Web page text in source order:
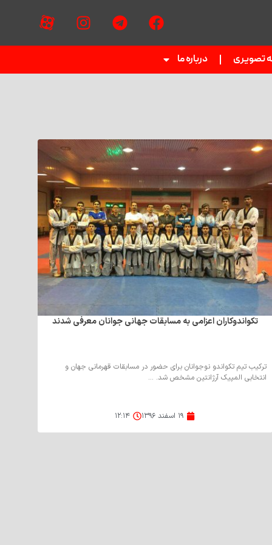
تصویری درباره ما
تکواندوکاران اعزامی به مسابقات جهانی جوانان معرفی شدند
ترکیب تیم تکواندو نوجوانان برای حضور در مسابقات قهرمانی جهان و
انتخابی المپیک آرژانتین مشخص شد. ...
۱۹ اسفند ۱۳۹۶ ۱۲:۱۴